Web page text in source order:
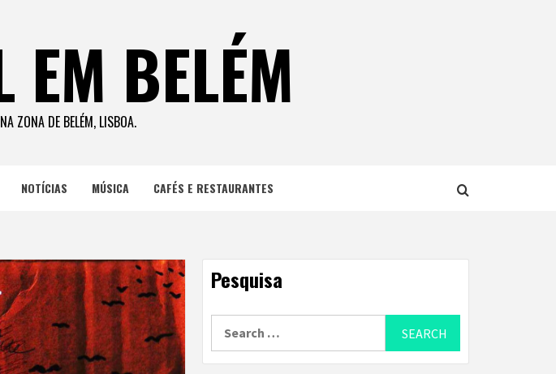
EM BELÉM
ZONA DE BELÉM, LISBOA.
NOTÍCIAS MÚSICA CAFÉS E RESTAURANTES
Pesquisa